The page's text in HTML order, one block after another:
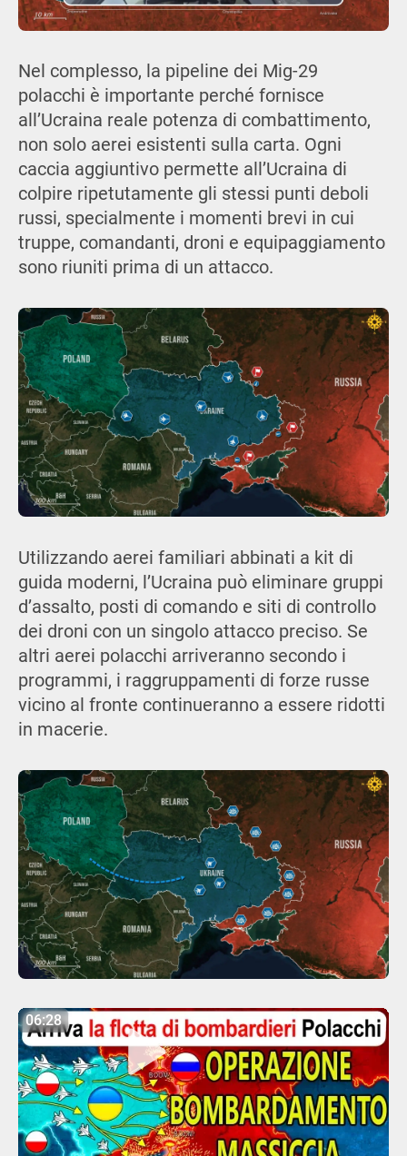
Nel complesso, la pipeline dei Mig-29
polacchi è importante perché fornisce
all’Ucraina reale potenza di combattimento,
non solo aerei esistenti sulla carta. Ogni
caccia aggiuntivo permette all’Ucraina di
colpire ripetutamente gli stessi punti deboli
russi, specialmente i momenti brevi in cui
truppe, comandanti, droni e equipaggiamento
sono riuniti prima di un attacco.
Utilizzando aerei familiari abbinati a kit di
guida moderni, l’Ucraina può eliminare gruppi
d’assalto, posti di comando e siti di controllo
dei droni con un singolo attacco preciso. Se
altri aerei polacchi arriveranno secondo i
programmi, i raggruppamenti di forze russe
vicino al fronte continueranno a essere ridotti
in macerie.
06:28